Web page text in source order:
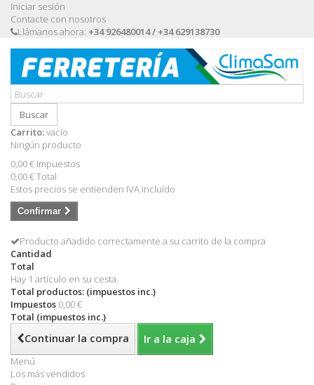
Iniciar sesión
Contacte con nosotros
Llámanos ahora: +34 926480014 / +34 629138730
Buscar
Carrito:vacío
Ningún producto
0,00 € Impuestos
0,00 €Total
Estos precios se entienden IVA incluído
Confirmar
Producto añadido correctamente a su carrito de la compra
Cantidad
Total
Hay 1 artículo en su cesta.
Total productos: (impuestos inc.)
Impuestos 0,00 €
Total (impuestos inc.)
Continuar la compra Ir a la caja
Menú
Los más vendidos